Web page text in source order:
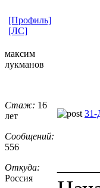
[Профиль]
[ЛС]
максим
лукманов
Стаж: 16
лет
Сообщений:
556
Откуда:
Россия
31-